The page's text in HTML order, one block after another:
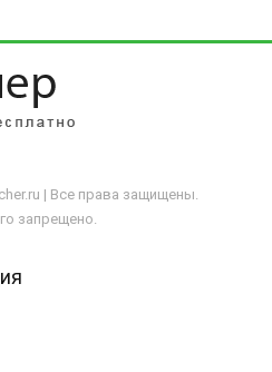
| Все права защищены.
запрещено.